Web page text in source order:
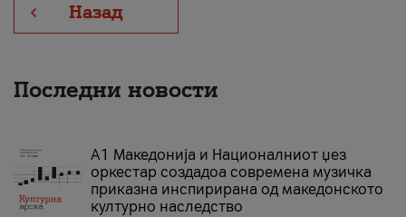
Назад
Последни новости
А1 Македонија и Националниот џез
оркестар создадоа современа музичка
приказна инспирирана од македонското
културно наследство